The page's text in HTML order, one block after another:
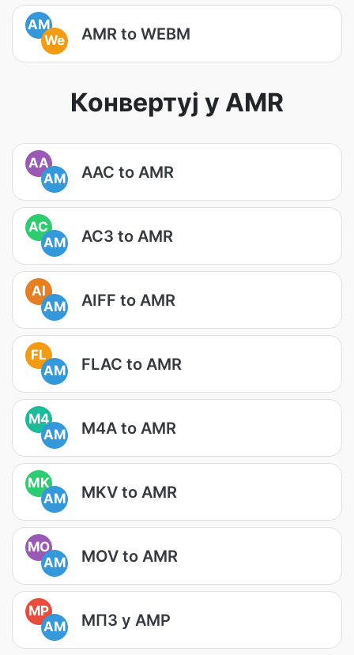
AM
We
AMR to WEBM
Конвертуј у AMR
AA
AM
AAC to AMR
AC
AM
AC3 to AMR
AI
AM
AIFF to AMR
FL
AM
FLAC to AMR
M4
AM
M4A to AMR
MK
AM
MKV to AMR
MO
AM
MOV to AMR
MP
AM
МП3 у АМР